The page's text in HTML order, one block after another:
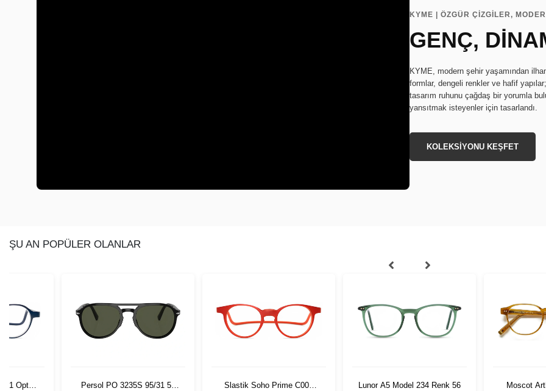
KYME | ÖZGÜR ÇİZGİLER,
GENÇ,
KYME, modern şehir yaşamından
formlar, dengeli renkler ve hafif
tasarım ruhunu çağdaş bir yorumla
yansıtmak isteyenler için tasarlandı.
KOLEKSİYONU KEŞFET
ŞU AN POPÜLER OLANLAR
Opt
Persol PO 3235S 95/31 55
Slastik Soho Prime C001
Lunor A5 Model 234 Renk 56 Moscot